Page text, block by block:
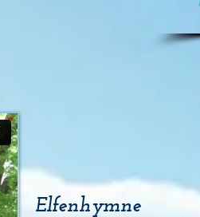
Elfenhymne